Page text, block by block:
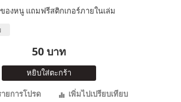
องหนู แถมฟรีสติกเกอร์ภายในเล่ม
50 บาท
หยิบใส่ตะกร้า
ยการโปรด
เพิ่มไปเปรียบเทียบ